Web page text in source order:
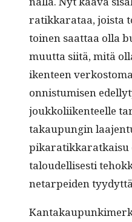
ratikkarataa, joista
toinen saat­taa olla
muut­ta siitä, mitä
iken­teen
onnis­tu­misen
joukkoli­iken­teelle
takaupun­gin
pikaratikkaratkaisu
taloudel­lis­es­ti
netarpei­den